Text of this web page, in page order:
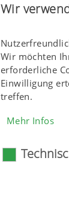
Wir
Wir möchten
erforderliche
Einwilligung
treffen.
Gewisse
Mehr Infos